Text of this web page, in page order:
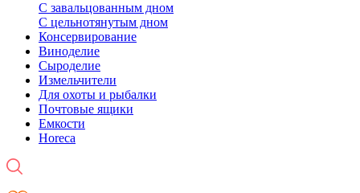
С завальцованным дном
С цельнотянутым дном
Консервирование
Виноделие
Сыроделие
Измельчители
Для охоты и рыбалки
Почтовые ящики
Емкости
Horeca